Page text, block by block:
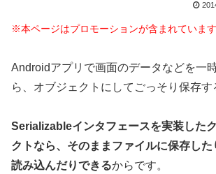
※本ページはプロモーションが含まれています
Androidアプリで画面のデータなどを一
ら、オブジェクトにしてごっそり保存す
Serializableインタフェースを実装した
クトなら、そのままファイルに保存した
読み込んだりできるからです。